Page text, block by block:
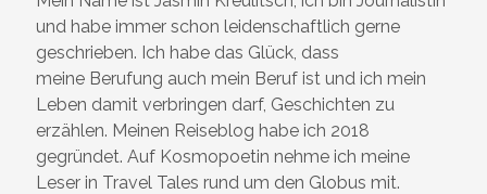
und habe immer schon leidenschaftlich gerne
geschrieben. Ich habe das Glück, dass
meine Berufung auch mein Beruf ist und ich mein
Leben damit verbringen darf, Geschichten zu
erzählen. Meinen Reiseblog habe ich 2018
gegründet. Auf Kosmopoetin nehme ich meine
Leser in Travel Tales rund um den Globus mit.